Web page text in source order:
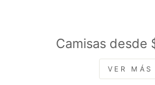
Camisas desde
VER MÁS